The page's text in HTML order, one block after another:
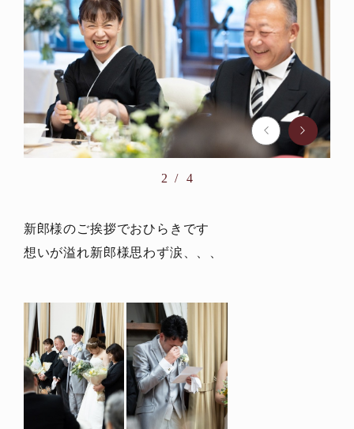
2 4
新郎様のご挨拶でおひらきです
想いが溢れ新郎様思わず涙、、、